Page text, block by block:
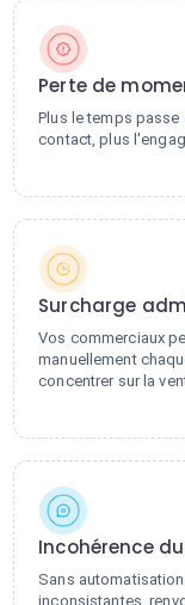
Perte de
Plus le temps passe
contact, plus
Surcharge
Vos commerciaux
manuellement
concentrer sur la
Incohérence
Sans
inconsistantes,